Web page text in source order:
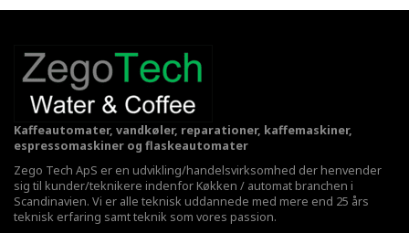
Kaffeautomater, vandkøler, reparationer, kaffemaskiner,
espressomaskiner og flaskeautomater
Zego Tech ApS er en udvikling/handelsvirksomhed der henvender
sig til kunder/teknikere indenfor Køkken / automat branchen i
Scandinavien. Vi er alle teknisk uddannede med mere end 25 års
teknisk erfaring samt teknik som vores passion.